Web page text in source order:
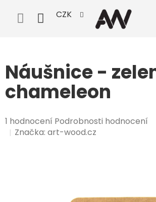
obsah
CZK
Náušnice -
chameleon
Průměrné
hodnocení
1 hodnocení Podrobnosti hodnocení
Značka:art-wood.cz